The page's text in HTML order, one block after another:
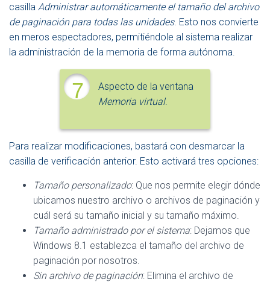
casilla Administrar automáticamente el tamaño del archivo
de paginación para todas las unidades. Esto nos convierte
en meros espectadores, permitiéndole al sistema realizar
la administración de la memoria de forma autónoma.
7
Aspecto de la ventana
Memoria virtual.
Para realizar modificaciones, bastará con desmarcar la
casilla de verificación anterior. Esto activará tres opciones:
Tamaño personalizado: Que nos permite elegir dónde
ubicamos nuestro archivo o archivos de paginación y
cuál será su tamaño inicial y su tamaño máximo.
Tamaño administrado por el sistema: Dejamos que
Windows 8.1 establezca el tamaño del archivo de
paginación por nosotros.
Sin archivo de paginación: Elimina el archivo de